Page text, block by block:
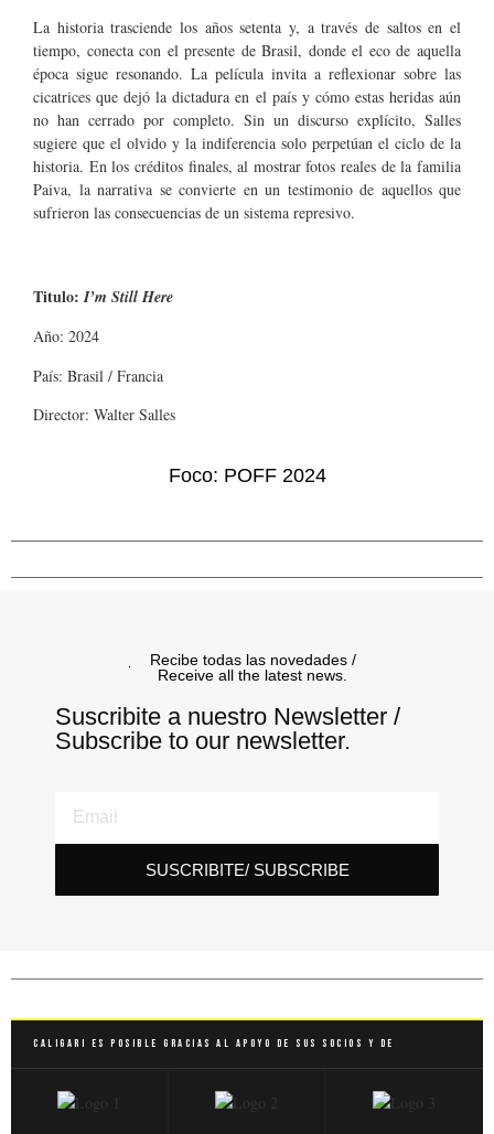
La historia trasciende los años setenta y, a través de saltos en el
tiempo, conecta con el presente de Brasil, donde el eco de aquella
época sigue resonando. La película invita a reflexionar sobre las
cicatrices que dejó la dictadura en el país y cómo estas heridas aún
no han cerrado por completo. Sin un discurso explícito, Salles
sugiere que el olvido y la indiferencia solo perpetúan el ciclo de la
historia. En los créditos finales, al mostrar fotos reales de la familia
Paiva, la narrativa se convierte en un testimonio de aquellos que
sufrieron las consecuencias de un sistema represivo.
Titulo:I’m Still Here
Año: 2024
País: Brasil / Francia
Director: Walter Salles
Foco: POFF 2024
Recibe todas las novedades /
Receive all the latest news.
Suscribite a nuestro Newsletter /
Subscribe to our newsletter.
SUSCRIBITE/ SUBSCRIBE
Caligari es posible gracias al apoyo de sus socios y de